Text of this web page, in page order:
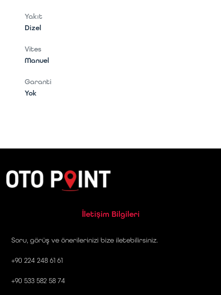
Yakıt
Dizel
Vites
Manuel
Garanti
Yok
İletişim Bilgileri
Soru, görüş ve önerilerinizi bize iletebilirsiniz.
+90 224 248 61 61
+90 533 582 58 74